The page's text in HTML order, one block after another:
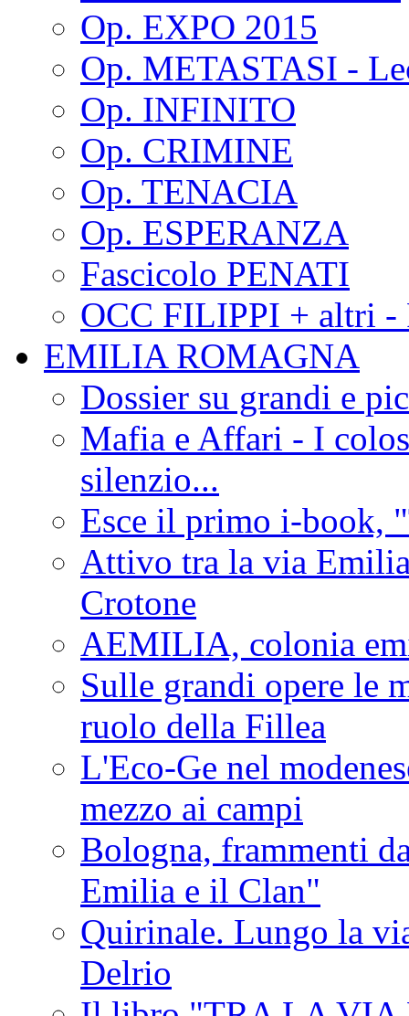
Op. EXPO 2015
Op. METASTASI -
Op. INFINITO
Op. CRIMINE
Op. TENACIA
Op. ESPERANZA
Fascicolo PENATI
OCC FILIPPI + altri -
EMILIA ROMAGNA
Dossier su grandi e
Mafia e Affari - I
silenzio...
Esce il primo i-book,
Attivo tra la via
Crotone
AEMILIA, colonia
Sulle grandi opere le
ruolo della Fillea
L'Eco-Ge nel
mezzo ai campi
Bologna, frammenti
Emilia e il Clan"
Quirinale. Lungo la
Delrio